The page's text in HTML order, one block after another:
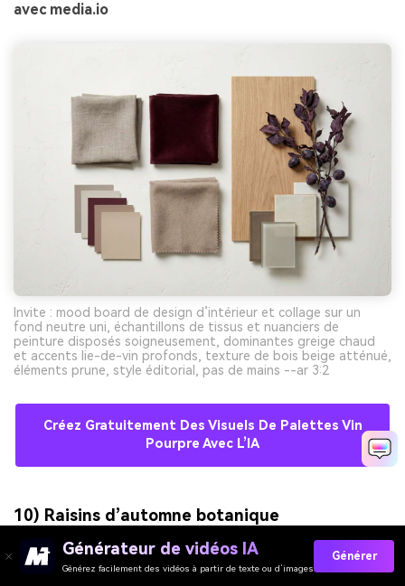
avec media.io
Invite : mood board de design d’intérieur et collage sur un
fond neutre uni, échantillons de tissus et nuanciers de
peinture disposés soigneusement, dominantes greige chaud
et accents lie-de-vin profonds, texture de bois beige atténué,
éléments prune, style éditorial, pas de mains --ar 3:2
Créez Gratuitement Des Visuels De Palettes Vin
Pourpre Avec L’IA
10) Raisins d’automne botanique
Générateur de vidéos IA
Générez facilement des vidéos à partir de texte ou d’images
Générer